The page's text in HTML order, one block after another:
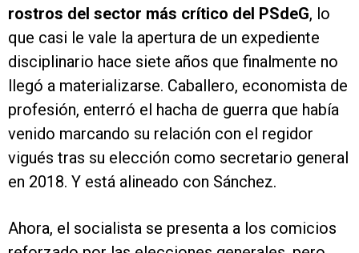
rostros del sector más crítico del PSdeG, lo
que casi le vale la apertura de un expediente
disciplinario hace siete años que finalmente no
llegó a materializarse. Caballero, economista de
profesión, enterró el hacha de guerra que había
venido marcando su relación con el regidor
vigués tras su elección como secretario general
en 2018. Y está alineado con Sánchez.
Ahora, el socialista se presenta a los comicios